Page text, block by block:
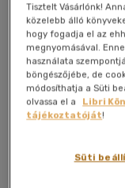
Angol(159)
Angol-
Angol -
Francia(3)
Német(19)
Szerb -
Aki élt, aki
Eva Swedenmark
Tisztelt Vásárlónk!
közelebb álló
hogy fogadja el az
megnyomásával.
használata
böngészőjébe, de
módosíthatja a Süti
olvassa el a
Libri
tájékoztatóját!
Süti